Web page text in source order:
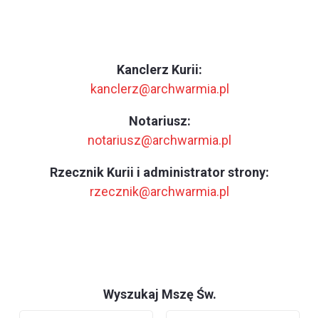
Kanclerz Kurii:
kanclerz@archwarmia.pl
Notariusz:
notariusz@archwarmia.pl
Rzecznik Kurii i administrator strony:
rzecznik@archwarmia.pl
Wyszukaj Mszę Św.